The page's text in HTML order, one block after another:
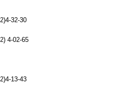
32-30
4-02-65
13-43